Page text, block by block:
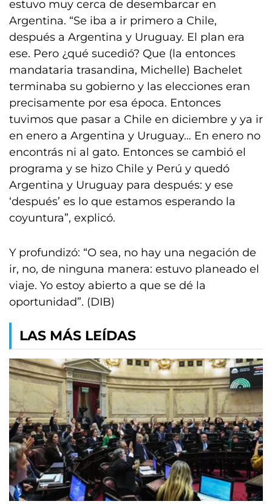
estuvo muy cerca de desembarcar en
Argentina. “Se iba a ir primero a Chile,
después a Argentina y Uruguay. El plan era
ese. Pero ¿qué sucedió? Que (la entonces
mandataria trasandina, Michelle) Bachelet
terminaba su gobierno y las elecciones eran
precisamente por esa época. Entonces
tuvimos que pasar a Chile en diciembre y ya ir
en enero a Argentina y Uruguay… En enero no
encontrás ni al gato. Entonces se cambió el
programa y se hizo Chile y Perú y quedó
Argentina y Uruguay para después: y ese
‘después’ es lo que estamos esperando la
coyuntura”, explicó.
Y profundizó: “O sea, no hay una negación de
ir, no, de ninguna manera: estuvo planeado el
viaje. Yo estoy abierto a que se dé la
oportunidad”. (DIB)
LAS MÁS LEÍDAS